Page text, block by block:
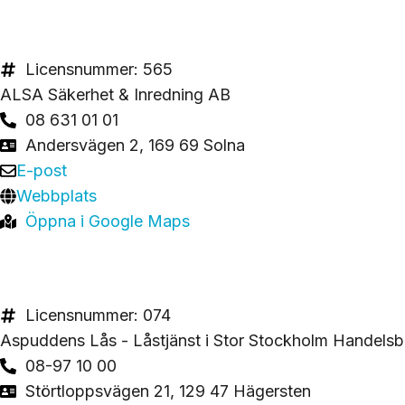
Licensnummer: 565
ALSA Säkerhet & Inredning AB
08 631 01 01
Andersvägen 2, 169 69 Solna
E-post
Webbplats
Öppna i Google Maps
Licensnummer: 074
Aspuddens Lås - Låstjänst i Stor Stockholm
08-97 10 00
Störtloppsvägen 21, 129 47 Hägersten